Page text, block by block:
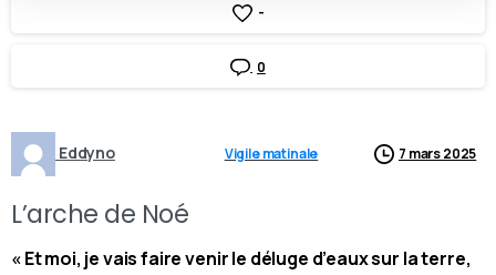
-
0
Eddyno Vigile matinale 7 mars 2025
L’arche de Noé
« Et moi, je vais faire venir le déluge d’eaux sur la terre,